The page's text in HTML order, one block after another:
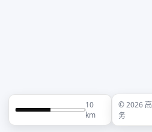
10
km
© 2026 高
务